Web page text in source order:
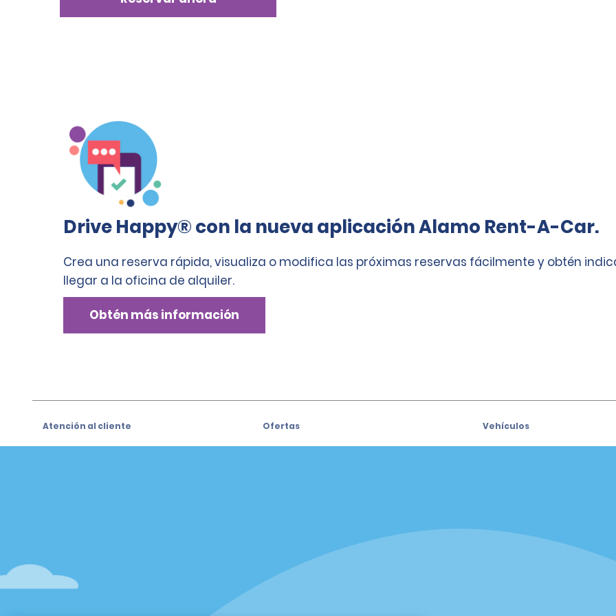
Drive Happy® con la nueva aplicación Alamo Rent-A-Car.
Crea una reserva rápida, visualiza o modifica las próximas reservas fácilmente y obtén
llegar a la oficina de alquiler.
Obtén más información
Atención al cliente
Ver/Modificar/Cancelar Ofertas
Registro Rápido
Ofertas
Alamo Insiders
Iniciar sesión
Vehículos
Vans